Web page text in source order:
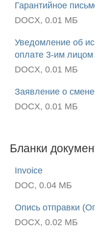
Гарантийное
DOCX, 0.01 МБ
Уведомление об
оплате 3-им лицом
DOCX, 0.01 МБ
Заявление о
DOCX, 0.01 МБ
Бланки
Invoice
DOC, 0.04 МБ
Опись отправки
DOCX, 0.02 МБ